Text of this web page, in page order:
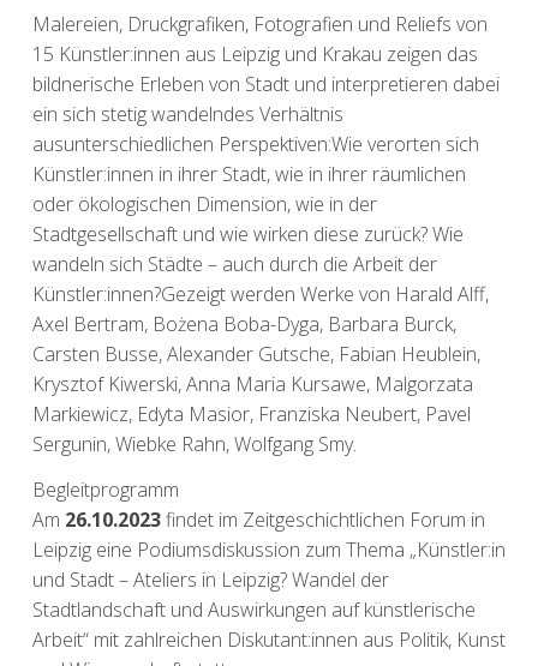
Malereien, Druckgrafiken, Fotografien und Reliefs von
15 Künstler:innen aus Leipzig und Krakau zeigen das
bildnerische Erleben von Stadt und interpretieren dabei
ein sich stetig wandelndes Verhältnis
ausunterschiedlichen Perspektiven:Wie verorten sich
Künstler:innen in ihrer Stadt, wie in ihrer räumlichen
oder ökologischen Dimension, wie in der
Stadtgesellschaft und wie wirken diese zurück? Wie
wandeln sich Städte – auch durch die Arbeit der
Künstler:innen?Gezeigt werden Werke von Harald Alff,
Axel Bertram, Bożena Boba-Dyga, Barbara Burck,
Carsten Busse, Alexander Gutsche, Fabian Heublein,
Krysztof Kiwerski, Anna Maria Kursawe, Malgorzata
Markiewicz, Edyta Masior, Franziska Neubert, Pavel
Sergunin, Wiebke Rahn, Wolfgang Smy.
Begleitprogramm
Am 26.10.2023findet im Zeitgeschichtlichen Forum in
Leipzigeine Podiumsdiskussion zum Thema „Künstler:in
und Stadt – Ateliers in Leipzig? Wandel der
Stadtlandschaft und Auswirkungen auf künstlerische
Arbeit“ mit zahlreichen Diskutant:innen aus Politik, Kunst